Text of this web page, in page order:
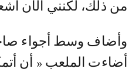
من ذلك، لكنني الآن
وأضاف وسط أجواء
أضاءت الملعب « أن